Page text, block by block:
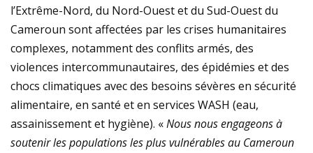
l’Extrême-Nord, du Nord-Ouest et du Sud-Ouest du
Cameroun sont affectées par les crises humanitaires
complexes, notamment des conflits armés, des
violences intercommunautaires, des épidémies et des
chocs climatiques avec des besoins sévères en sécurité
alimentaire, en santé et en services WASH (eau,
assainissement et hygiène). «Nous nous engageons à
soutenir les populations les plus vulnérables au Cameroun